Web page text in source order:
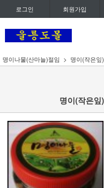
로그인 회원가입
명이나물(산마늘)절임 명이(작은
명이(작은